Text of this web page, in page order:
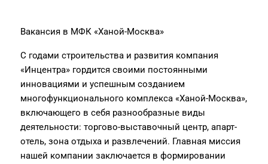
Вакансия в МФК «Ханой-Москва»
С годами строительства и развития компания
«Инцентра» гордится своими постоянными
инновациями и успешным созданием
многофункционального комплекса «Ханой-Москва»,
включающего в себя разнообразные виды
деятельности: торгово-выставочный центр, апарт-
отель, зона отдыха и развлечений. Главная миссия
нашей компании заключается в формировании